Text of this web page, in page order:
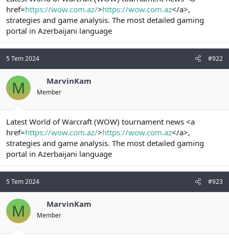
t
a
n
i
h
i
href=https://wow.com.az/>https://wow.com.az</a>,
strategies and game analysis. The most detailed gaming
portal in Azerbaijani language
5 Tem 2024 #922
M MarvinKam
Member
Latest World of Warcraft (WOW) tournament news <a
href=https://wow.com.az/>https://wow.com.az</a>,
strategies and game analysis. The most detailed gaming
portal in Azerbaijani language
5 Tem 2024 #923
M MarvinKam
Member